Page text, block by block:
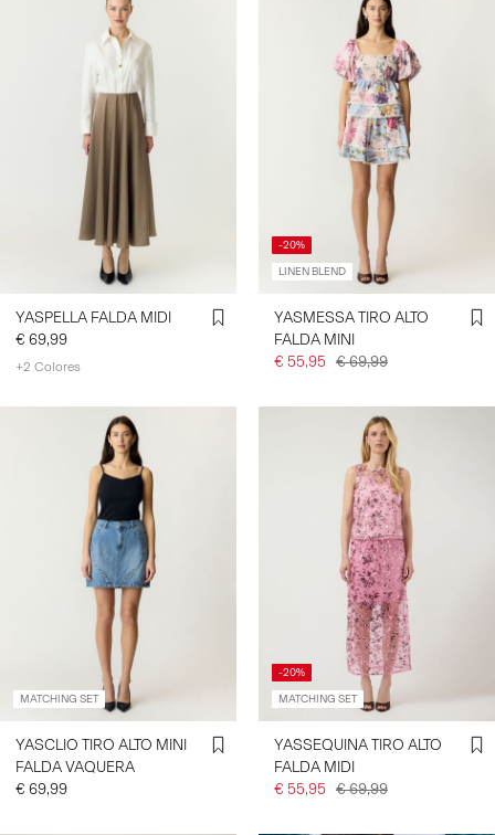
YASPELLA FALDA MIDI
€ 69,99
+2 Colores
-20%
LINEN BLEND
YASMESSA TIRO ALTO
FALDA MINI
€ 55,95 € 69,99
MATCHING SET
YASCLIO TIRO ALTO MINI
FALDA VAQUERA
€ 69,99
-20%
MATCHING SET
YASSEQUINA TIRO ALTO
FALDA MIDI
€ 55,95 € 69,99